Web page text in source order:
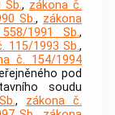
Sb., zákona č.
Sb., zákona
1991 Sb.,
115/1993 Sb.,
č. 154/1994
pod
soudu
, zákona č.